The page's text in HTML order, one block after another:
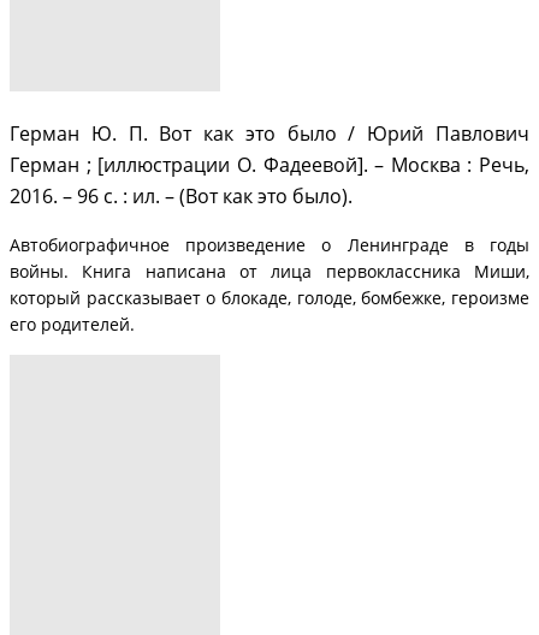
Герман Ю. П. Вот как это было / Юрий Павлович
Герман ; [иллюстрации О. Фадеевой]. – Москва : Речь,
2016. – 96 с. : ил. – (Вот как это было).
Автобиографичное произведение о Ленинграде в годы
войны. Книга написана от лица первоклассника Миши,
который рассказывает о блокаде, голоде, бомбежке, героизме
его родителей.